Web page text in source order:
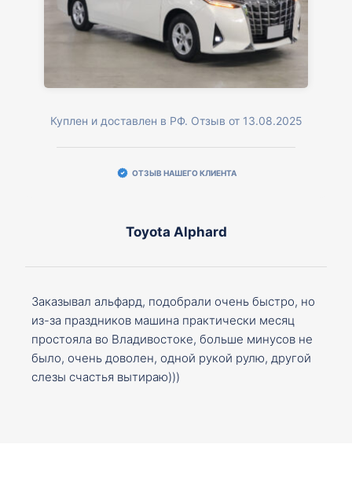
Куплен и доставлен в РФ. Отзыв от 13.08.2025
ОТЗЫВ НАШЕГО КЛИЕНТА
Toyota Alphard
Заказывал альфард, подобрали очень быстро, но
из-за праздников машина практически месяц
простояла во Владивостоке, больше минусов не
было, очень доволен, одной рукой рулю, другой
слезы счастья вытираю)))